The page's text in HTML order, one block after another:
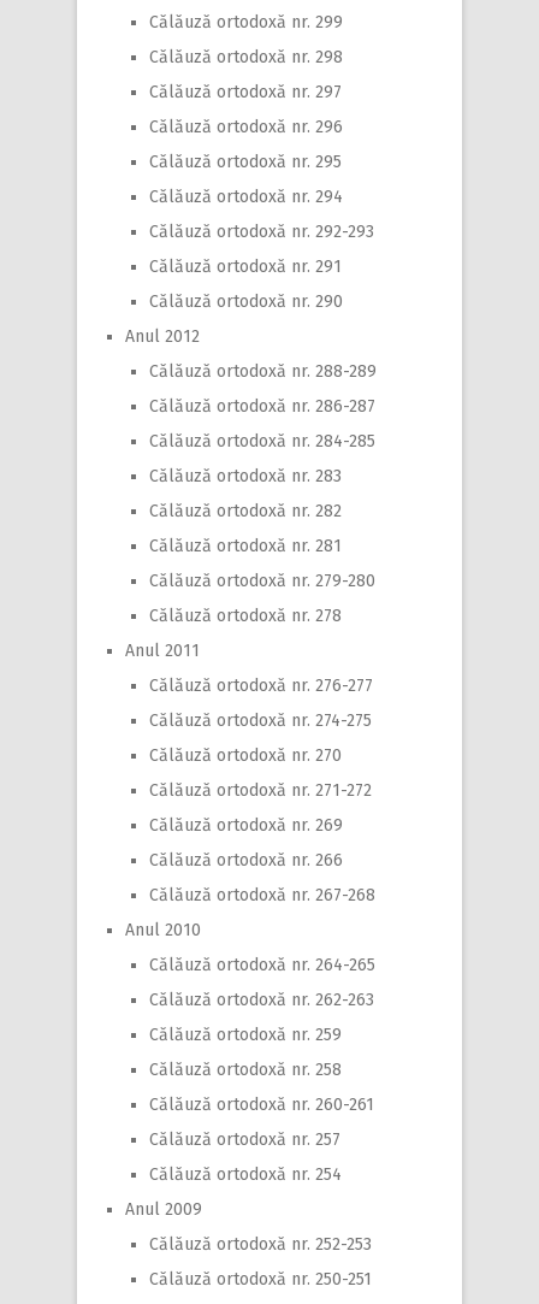
Călăuză ortodoxă nr. 299
Călăuză ortodoxă nr. 298
Călăuză ortodoxă nr. 297
Călăuză ortodoxă nr. 296
Călăuză ortodoxă nr. 295
Călăuză ortodoxă nr. 294
Călăuză ortodoxă nr. 292-293
Călăuză ortodoxă nr. 291
Călăuză ortodoxă nr. 290
Anul 2012
Călăuză ortodoxă nr. 288-289
Călăuză ortodoxă nr. 286-287
Călăuză ortodoxă nr. 284-285
Călăuză ortodoxă nr. 283
Călăuză ortodoxă nr. 282
Călăuză ortodoxă nr. 281
Călăuză ortodoxă nr. 279-280
Călăuză ortodoxă nr. 278
Anul 2011
Călăuză ortodoxă nr. 276-277
Călăuză ortodoxă nr. 274-275
Călăuză ortodoxă nr. 270
Călăuză ortodoxă nr. 271-272
Călăuză ortodoxă nr. 269
Călăuză ortodoxă nr. 266
Călăuză ortodoxă nr. 267-268
Anul 2010
Călăuză ortodoxă nr. 264-265
Călăuză ortodoxă nr. 262-263
Călăuză ortodoxă nr. 259
Călăuză ortodoxă nr. 258
Călăuză ortodoxă nr. 260-261
Călăuză ortodoxă nr. 257
Călăuză ortodoxă nr. 254
Anul 2009
Călăuză ortodoxă nr. 252-253
Călăuză ortodoxă nr. 250-251